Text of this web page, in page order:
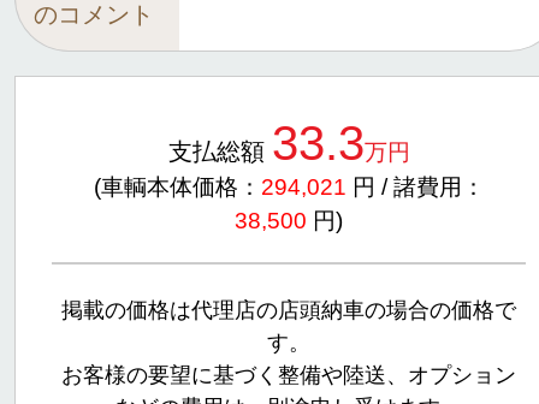
のコメント
支払総額 33.3万円
(車輌本体価格： 294,021 円 / 諸費用：
38,500 円)
掲載の価格は代理店の店頭納車の場合の価格で
す。
お客様の要望に基づく整備や陸送、オプション